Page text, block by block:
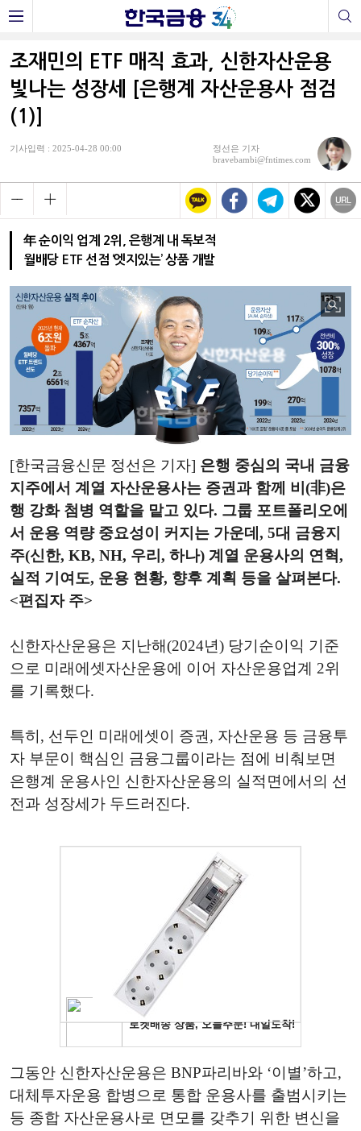
조재민의 ETF 매직 효과, 신한자산운용
빛나는 성장세 [은행계 자산운용사 점검
(1)]
기사입력 : 2025-04-28 00:00
정선은 기자
bravebambi@fntimes.com
年 순이익 업계 2위, 은행계 내 독보적
월배당 ETF 선점 ‘엣지있는’ 상품 개발
[한국금융신문 정선은 기자] 은행 중심의 국내 금융
지주에서 계열 자산운용사는 증권과 함께 비(非)은
행 강화 첨병 역할을 맡고 있다. 그룹 포트폴리오에
서 운용 역량 중요성이 커지는 가운데, 5대 금융지
주(신한, KB, NH, 우리, 하나) 계열 운용사의 연혁,
실적 기여도, 운용 현황, 향후 계획 등을 살펴본다.
<편집자 주>
신한자산운용은 지난해(2024년) 당기순이익 기준
으로 미래에셋자산운용에 이어 자산운용업계 2위
를 기록했다.
특히, 선두인 미래에셋이 증권, 자산운용 등 금융투
자 부문이 핵심인 금융그룹이라는 점에 비춰보면
은행계 운용사인 신한자산운용의 실적면에서의 선
전과 성장세가 두드러진다.
그동안 신한자산운용은 BNP파리바와 ‘이별’하고,
대체투자운용 합병으로 통합 운용사를 출범시키는
등 종합 자산운용사로 면모를 갖추기 위한 변신을